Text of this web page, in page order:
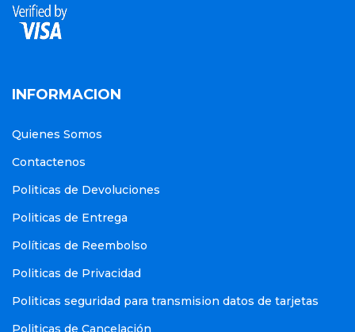
INFORMACION
Quienes Somos
Contactenos
Politicas de Devoluciones
Politicas de Entrega
Políticas de Reembolso
Politicas de Privacidad
Politicas seguridad para transmision datos de tarjetas
Politicas de Cancelación